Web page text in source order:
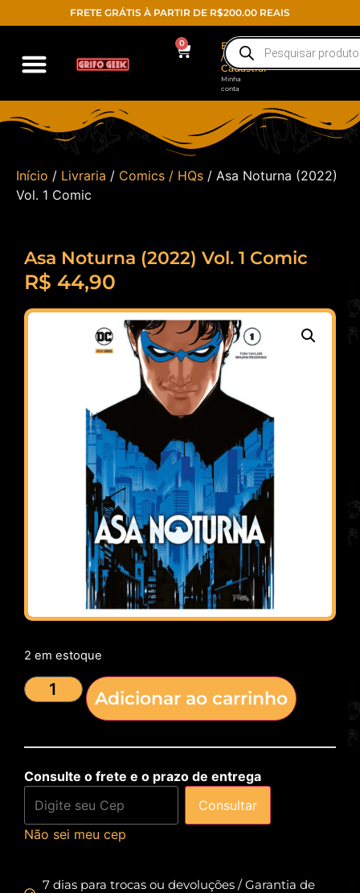
FRETE GRÁTIS À PARTIR DE R$200.00 REAIS
0
Entrar
/
Cadastrar
Minha
conta
Início / Livraria / Comics / HQs / Asa Noturna (2022)
Vol. 1 Comic
Asa Noturna (2022) Vol. 1 Comic
R$ 44,90
2 em estoque
Adicionar ao carrinho
Consulte o frete e o prazo de entrega
Consultar
Não sei meu cep
7 dias para trocas ou devoluções / Garantia de